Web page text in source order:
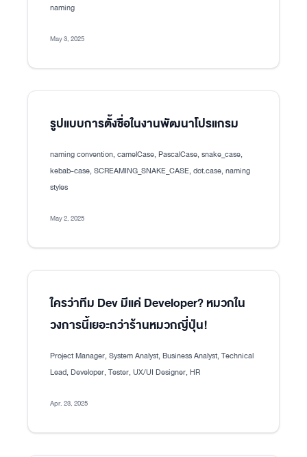
naming
May 3, 2025
รูปแบบการตั้งชื่อในงานพัฒนาโปรแกรม
naming convention, camelCase, PascalCase, snake_case,
kebab-case, SCREAMING_SNAKE_CASE, dot.case, naming
styles
May 2, 2025
ใครว่าทีม Dev มีแค่ Developer? หมวกใน
วงการนี้เยอะกว่าร้านหมวกญี่ปุ่น!
Project Manager, System Analyst, Business Analyst, Technical
Lead, Developer, Tester, UX/UI Designer, HR
Apr. 23, 2025